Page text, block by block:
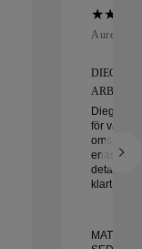
Aurelle in
DIEGO
ARBETA
Diego
för våra
omsorg
detalj
klart i tid.
vackra,